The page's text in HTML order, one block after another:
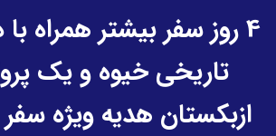
4 روز سفر بیشتر همراه با
تاریخی خیوه و یک
ازبکستان هدیه ویژه